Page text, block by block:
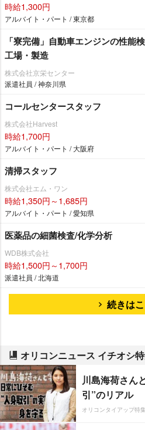
時給1,300円
アルバイト・パート / 東京都
「寮完備」自動車エンジンの性能
工場・製造
株式会社京栄センター
派遣社員 / 神奈川県
コールセンタースタッフ
株式会社Harvest
時給1,700円
アルバイト・パート / 大阪府
清掃スタッフ
株式会社エム・ワン
時給1,350円～1,685円
アルバイト・パート / 愛知県
医薬品の細菌検査/化学分析
WDB株式会社
時給1,500円～1,700円
派遣社員 / 北海道
続きは
オリコンニュース イチオシ
川島海荷さん
引”のリアル
オリコンタイアップ特集